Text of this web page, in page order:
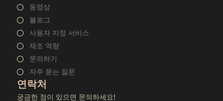
동영상
블로그
사용자 지정 서비스
제조 역량
문의하기
자주 묻는 질문
연락처
궁금한 점이 있으면 문의하세요!